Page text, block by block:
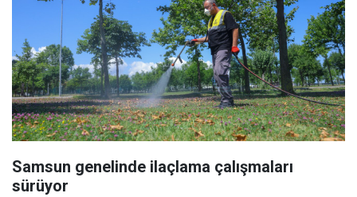
Samsun genelinde ilaçlama çalışmaları
sürüyor